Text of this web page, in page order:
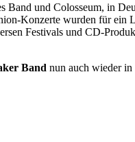
und Colosseum, in
Konzerte wurden für
Festivals und CD-
Band nun auch wieder in